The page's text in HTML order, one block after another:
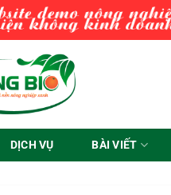
DỊCH VỤ BÀI VIẾT